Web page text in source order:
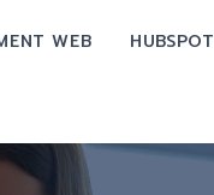
WEB HUBSPOT